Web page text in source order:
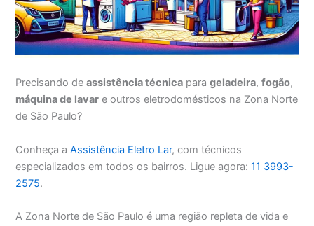
Precisando deassistência técnica parageladeira,fogão,
máquina de lavar e outros eletrodomésticos na Zona Norte
de São Paulo?
Conheça aAssistência Eletro Lar, com técnicos
especializados em todos os bairros. Ligue agora:11 3993-
2575.
A Zona Norte de São Paulo é uma região repleta de vida e